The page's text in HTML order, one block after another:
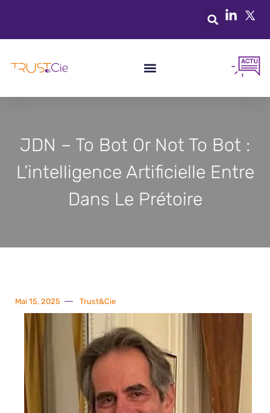
JDN – To Bot Or Not To Bot :
L’intelligence Artificielle Entre
Dans Le Prétoire
Mai 15, 2025 Trust&Cie